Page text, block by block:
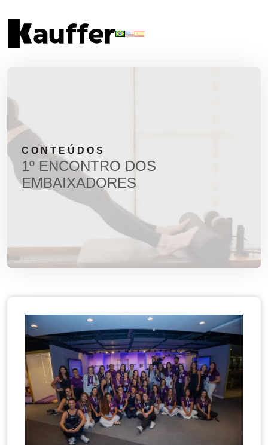
Solicite um
CONTEÚDOS
1º ENCONTRO DOS
EMBAIXADORES